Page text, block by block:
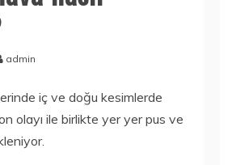
admin
iç ve doğu kesimlerde
olayı ile birlikte yer yer pus ve